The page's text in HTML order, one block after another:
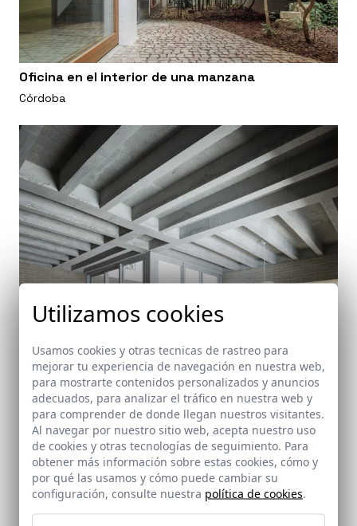
Oficina en el interior de una manzana
Córdoba
Casa 10X10
Sevilla
Utilizamos cookies
Usamos cookies y otras tecnicas de rastreo para
mejorar tu experiencia de navegación en nuestra web,
para mostrarte contenidos personalizados y anuncios
adecuados, para analizar el tráfico en nuestra web y
para comprender de donde llegan nuestros visitantes.
Al navegar por nuestro sitio web, acepta nuestro uso
de cookies y otras tecnologías de seguimiento. Para
obtener más información sobre estas cookies, cómo y
por qué las usamos y cómo puede cambiar su
configuración, consulte nuestra política de cookies.